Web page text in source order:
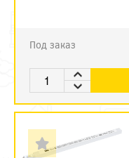
Под заказ